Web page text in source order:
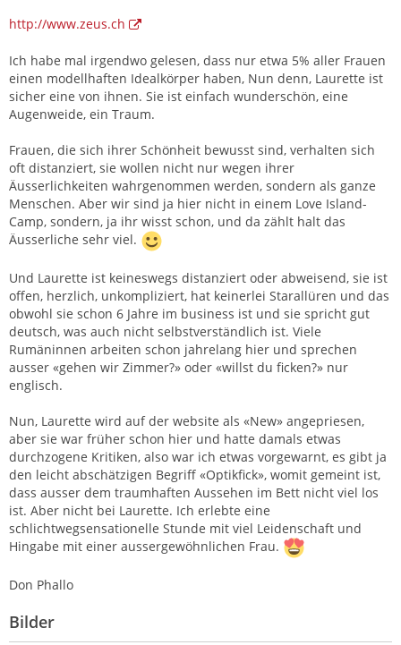
http://www.zeus.ch
Ich habe mal irgendwo gelesen, dass nur etwa 5% aller Frauen
einen modellhaften Idealkörper haben, Nun denn, Laurette ist
sicher eine von ihnen. Sie ist einfach wunderschön, eine
Augenweide, ein Traum.
Frauen, die sich ihrer Schönheit bewusst sind, verhalten sich
oft distanziert, sie wollen nicht nur wegen ihrer
Äusserlichkeiten wahrgenommen werden, sondern als ganze
Menschen. Aber wir sind ja hier nicht in einem Love Island-
Camp, sondern, ja ihr wisst schon, und da zählt halt das
Äusserliche sehr viel.
Und Laurette ist keineswegs distanziert oder abweisend, sie ist
offen, herzlich, unkompliziert, hat keinerlei Starallüren und das
obwohl sie schon 6 Jahre im business ist und sie spricht gut
deutsch, was auch nicht selbstverständlich ist. Viele
Rumäninnen arbeiten schon jahrelang hier und sprechen
ausser «gehen wir Zimmer?» oder «willst du ficken?» nur
englisch.
Nun, Laurette wird auf der website als «New» angepriesen,
aber sie war früher schon hier und hatte damals etwas
durchzogene Kritiken, also war ich etwas vorgewarnt, es gibt ja
den leicht abschätzigen Begriff «Optikfick», womit gemeint ist,
dass ausser dem traumhaften Aussehen im Bett nicht viel los
ist. Aber nicht bei Laurette. Ich erlebte eine
schlichtwegsensationelle Stunde mit viel Leidenschaft und
Hingabe mit einer aussergewöhnlichen Frau.
Don Phallo
Bilder